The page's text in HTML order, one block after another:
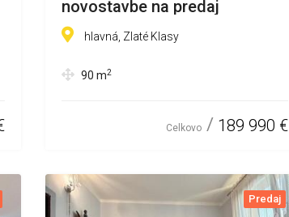
novostavbe na predaj
hlavná, Zlaté Klasy
90 m2
Celkovo 189 990 €
Predaj